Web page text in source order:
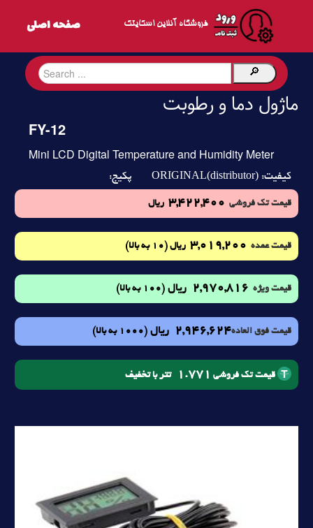
فروشگاه آنلاین اسکایتک
ماژول دما و رطوبت
FY-12
Mini LCD Digital Temperature and Humidity Meter
کیفیت: ORIGINAL(distributor) پکیج:
قیمت تک فروشی 3,422,400 ریال
قیمت عمده 3,019,200 ریال (10 به بالا)
قیمت ویژه 2,970,816 ریال (100 به بالا)
قیمت فوق العاده2,946,624 ریال (1000 به بالا)
قیمت تک فروشی 1.771 تتر با تخفیف